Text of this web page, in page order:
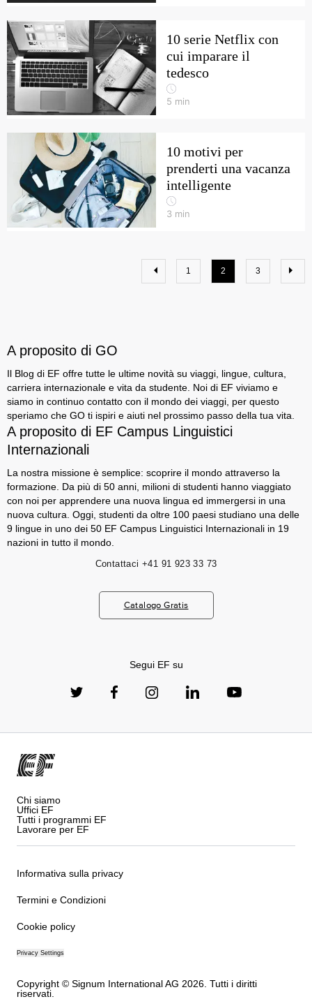
10 serie Netflix con
cui imparare il
tedesco
5 min
10 motivi per
prenderti una vacanza
intelligente
3 min
1 2 3
A proposito di GO
Il Blog di EF offre tutte le ultime novità su viaggi, lingue, cultura,
carriera internazionale e vita da studente. Noi di EF viviamo e
siamo in continuo contatto con il mondo dei viaggi, per questo
speriamo che GO ti ispiri e aiuti nel prossimo passo della tua vita.
A proposito di EF Campus Linguistici
Internazionali
La nostra missione è semplice: scoprire il mondo attraverso la
formazione. Da più di 50 anni, milioni di studenti hanno viaggiato
con noi per apprendere una nuova lingua ed immergersi in una
nuova cultura. Oggi, studenti da oltre 100 paesi studiano una delle
9 lingue in uno dei 50 EF Campus Linguistici Internazionali in 19
nazioni in tutto il mondo.
Contattaci +41 91 923 33 73
Catalogo Gratis
Segui EF su
Chi siamo
Uffici EF
Tutti i programmi EF
Lavorare per EF
Informativa sulla privacy
Termini e Condizioni
Cookie policy
Privacy Settings
Copyright © Signum International AG 2026. Tutti i diritti
riservati.